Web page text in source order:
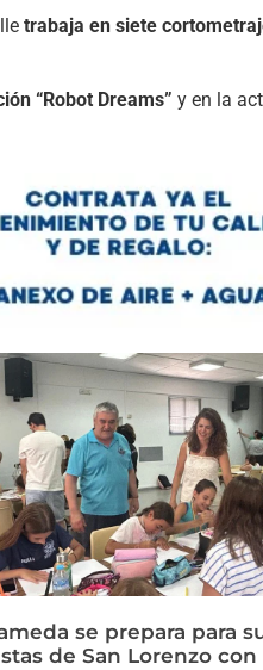
trabaja en siete
“Robot Dreams” y en la
se prepara para
de San Lorenzo con